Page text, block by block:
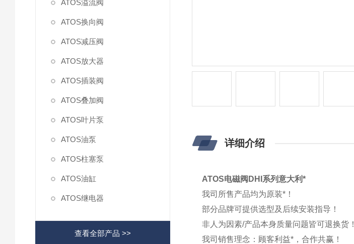
ATOS溢流阀
ATOS换向阀
ATOS减压阀
ATOS放大器
ATOS插装阀
ATOS叠加阀
ATOS叶片泵
ATOS油泵
ATOS柱塞泵
ATOS油缸
ATOS继电器
查看全部产品 >>
详细介绍
ATOS电磁阀DHI系列意大利*
我司所售产品均为原装*！
部分品牌可提供选型及后续安装指导！
非人为因素/产品本身质量问题皆可退换货！
我司销售理念：顾客利益*，合作共赢！